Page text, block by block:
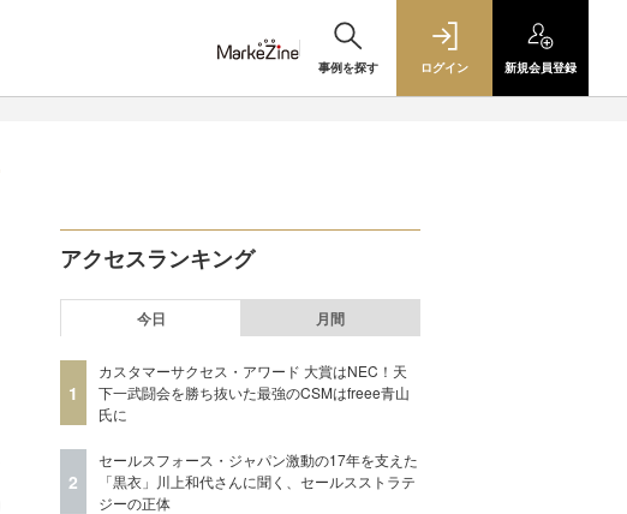
事例を探す ログイン 新規会員登録
アクセスランキング
今日 月間
1
カスタマーサクセス・アワード 大賞はNEC！天
下一武闘会を勝ち抜いた最強のCSMはfreee青山
氏に
2
セールスフォース・ジャパン激動の17年を支えた
「黒衣」川上和代さんに聞く、セールスストラテ
ジーの正体